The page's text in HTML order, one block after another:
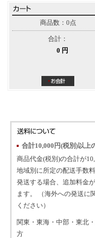
商品数：0点
合計：
0 円
合計10,000円(税別)以上
商品代金(税別)の合計が
地域別に所定の配送手数
発送する場合、追加料金
ます。 （海外への発送に
ください）
関東・東海・中部・東北
方